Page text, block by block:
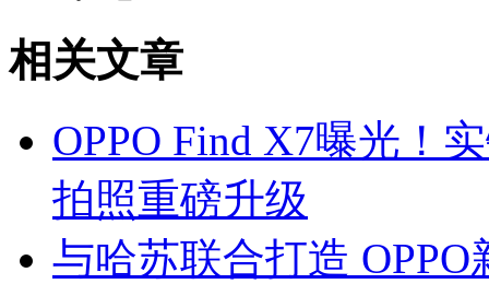
相关文章
OPPO Find X7曝光！
拍照重磅升级
与哈苏联合打造